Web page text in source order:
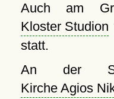
Auch am
Kloster Studion
statt.
An der
Kirche Agios